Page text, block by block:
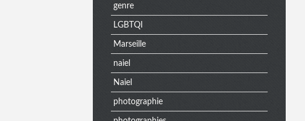
e
x
t
genre
LGBTQI
Marseille
naiel
Naiel
photographie